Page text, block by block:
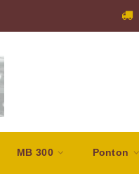
MB 300 Ponton